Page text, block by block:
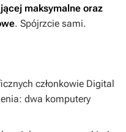
maksymalne oraz
. Spójrzcie sami.
członkowie Digital
dwa komputery